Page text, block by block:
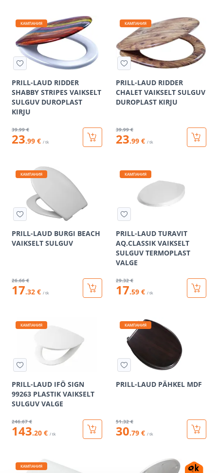
КАМПАНИЯ
PRILL-LAUD RIDDER
SHABBY STRIPES VAIKSELT
SULGUV DUROPLAST
KIRJU
39.99 €
23.99 € / tk
КАМПАНИЯ
PRILL-LAUD RIDDER
CHALET VAIKSELT SULGUV
DUROPLAST KIRJU
39.99 €
23.99 € / tk
КАМПАНИЯ
PRILL-LAUD BURGI BEACH
VAIKSELT SULGUV
26.66 €
17.32 € / tk
КАМПАНИЯ
PRILL-LAUD TURAVIT
AQ.CLASSIK VAIKSELT
SULGUV TERMOPLAST
VALGE
29.32 €
17.59 € / tk
КАМПАНИЯ
PRILL-LAUD IFÖ SIGN
99263 PLASTIK VAIKSELT
SULGUV VALGE
246.67 €
143.20 € / tk
КАМПАНИЯ
PRILL-LAUD PÄHKEL MDF
51.32 €
30.79 € / tk
КАМПАНИЯ